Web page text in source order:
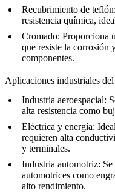
Recubrimiento de teflón
resistencia química,
Cromado: Proporciona
que resiste la corrosión
componentes.
Aplicaciones industriales
Industria aeroespacial:
alta resistencia como
Eléctrica y energía:
requieren alta
y terminales.
Industria automotriz:
automotrices como
alto rendimiento.